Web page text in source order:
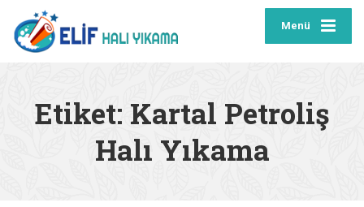
Menü
Etiket: Kartal Petroliş
Halı Yıkama